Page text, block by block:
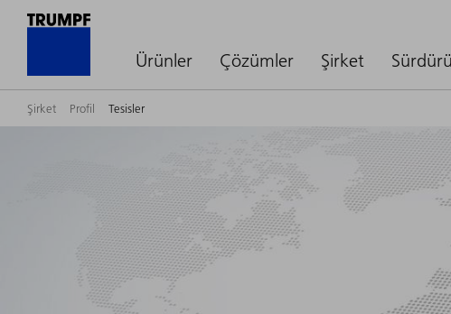
Ürünler Çözümler Şirket
Şirket Profil Tesisler